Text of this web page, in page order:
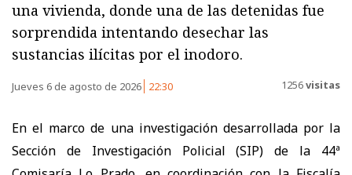
una vivienda, donde una de las detenidas fue
sorprendida intentando desechar las
sustancias ilícitas por el inodoro.
Jueves 6 de agosto de 2026 22:30 1256visitas
En el marco de una investigación desarrollada por la
Sección de Investigación Policial (SIP) de la 44ª